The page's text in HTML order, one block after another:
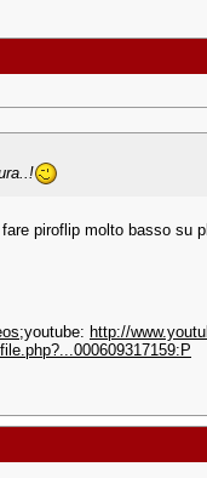
piroflip molto basso su
;youtube: http://